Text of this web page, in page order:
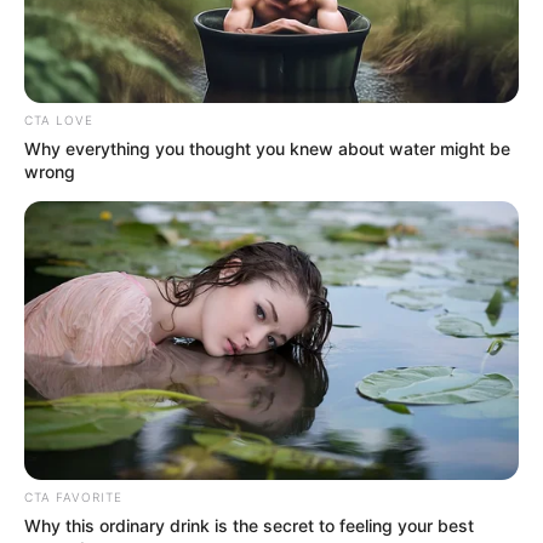
Sulyok Tamás beadvánnyal fordult az
Alkotmánybírósághoz, ám az ügy már a tárgyalás
előtt elakadt. A 15 tagú testületből 7 bíró
személyes érintettségre hivatkozva kérte kizárását,
így a beadvány körüli eljárás már önmagában is
politikai és intézményi feszültséget mutatott. A
történet ettől kezdve nem csupán arról szólt, hogy
az államfő maradhat-e hivatalában, hanem arról is,
hogy az alkotmányos intézmények képesek-e
kezelni egy ilyen helyzetet.
Hirdetés
[ ]
A Sándor-palota korábban a HVG megkeresésére
CTA LOVE
Why everything you thought you knew about water might be
wrong
CTA FAVORITE
Why this ordinary drink is the secret to feeling your best